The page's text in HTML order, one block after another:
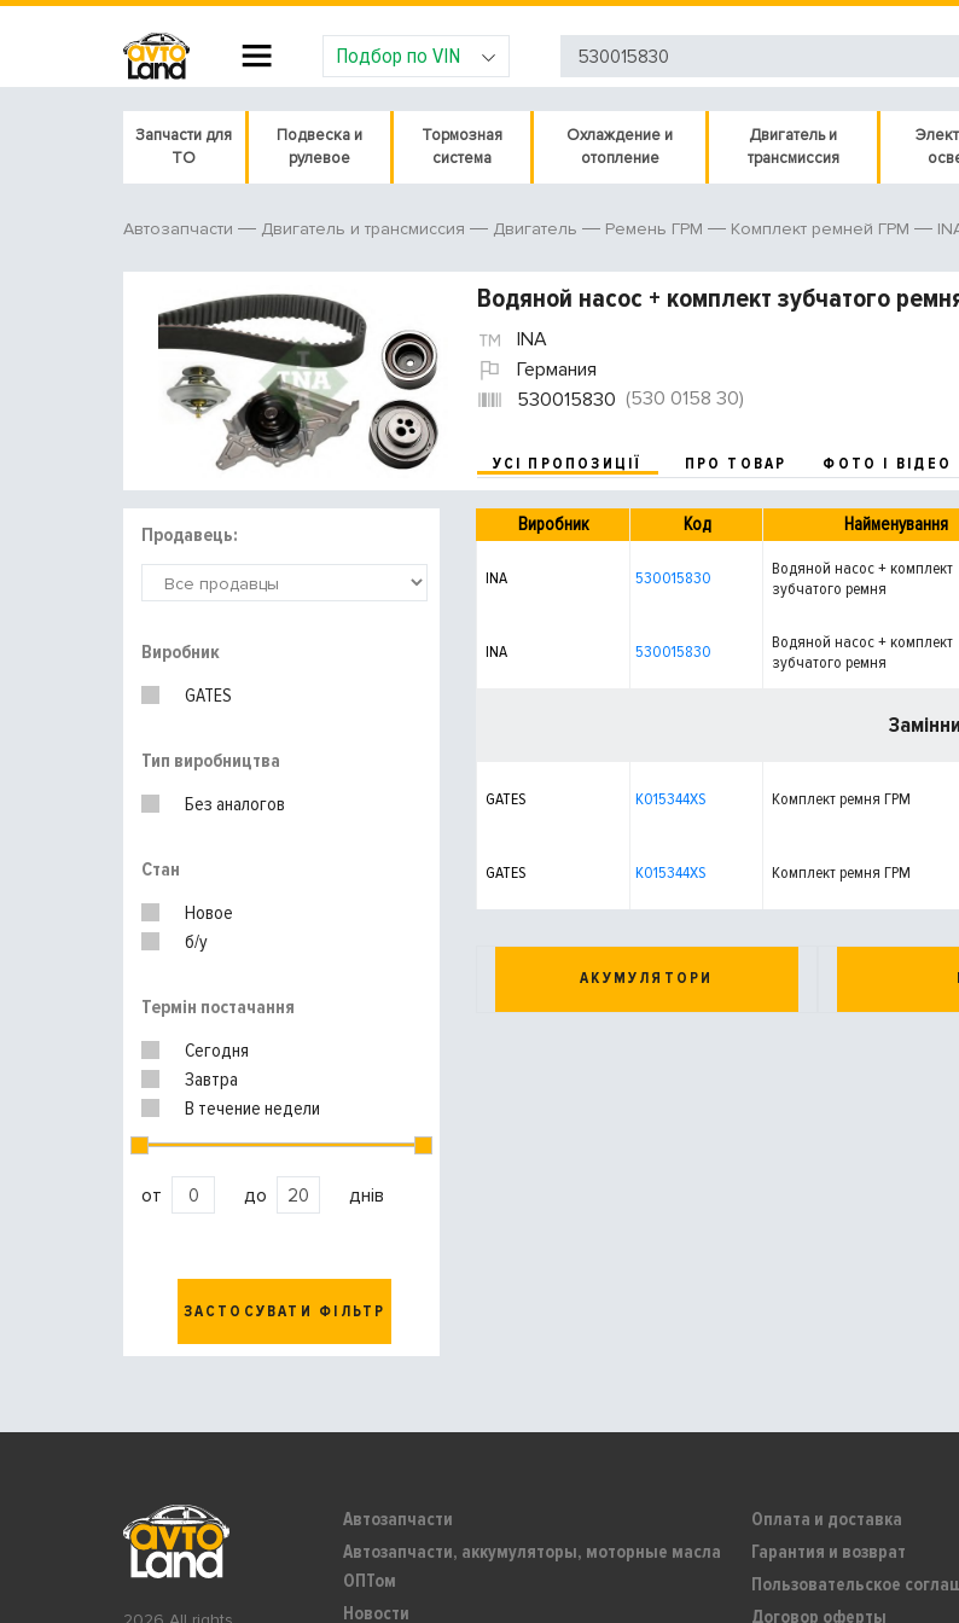
Подбор по VIN
Запчасти для
ТО
Подвеска и
рулевое
Тормозная
система
Охлаждение и
отопление
Двигатель и
трансмиссия
Автозапчасти Двигатель и трансмиссия Двигатель Ремень ГРМ Комплект ремней ГРМ
Водяной насос + комплект зубчатого
INA
Германия
530015830 (530 0158 30)
УСІ ПРОПОЗИЦІЇ ПРО ТОВАР ФОТО І ВІДЕО
Продавець:
Виробник
GATES
Тип виробництва
Без аналогов
Стан
Новое
б/у
Термін постачання
Сегодня
Завтра
В течение недели
от до днів
ЗАСТОСУВАТИ ФІЛЬТР
Виробник Код Найменування
INA 530015830
Водяной насос + комплект
зубчатого ремня
INA 530015830
Водяной насос + комплект
зубчатого ремня
GATES K015344XS Комплект ремня ГРМ
GATES K015344XS Комплект ремня ГРМ
АКУМУЛЯТОРИ
Автозапчасти
Автозапчасти, аккумуляторы, моторные масла
ОПТом
Новости
Оплата и доставка
Гарантия и возврат
Пользовательское
Договор оферты